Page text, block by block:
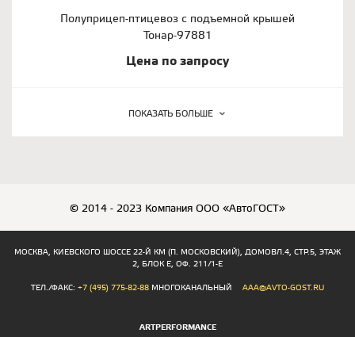
Полуприцеп-птицевоз с подъемной крышей
Тонар-97881
Цена по запросу
ПОКАЗАТЬ БОЛЬШЕ
© 2014 - 2023 Компания ООО «АвтоГОСТ»
МОСКВА, КИЕВСКОГО ШОССЕ 22-Й КМ (П. МОСКОВСКИЙ), ДОМОВЛ.4, СТР.5, ЭТАЖ
2, БЛОК Е, ОФ. 211/1-Е
ТЕЛ./ФАКС: +7 (495) 775-82-88 МНОГОКАНАЛЬНЫЙ AAA@AVTO-GOST.RU
ARTPERFORMANCE